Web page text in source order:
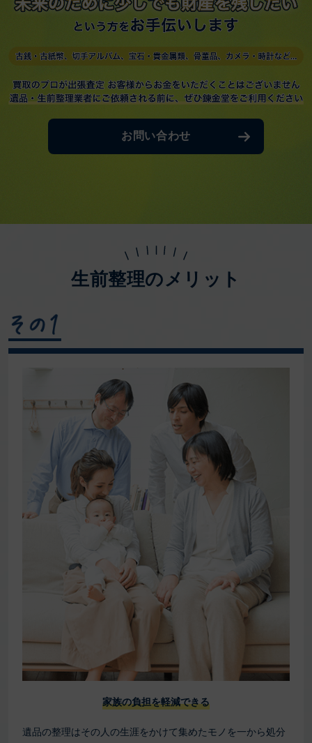
お問い合わせ
生前整理のメリット
家族の負担を軽減できる
遺品の整理はその人の生涯をかけて集めたモノを一から処分